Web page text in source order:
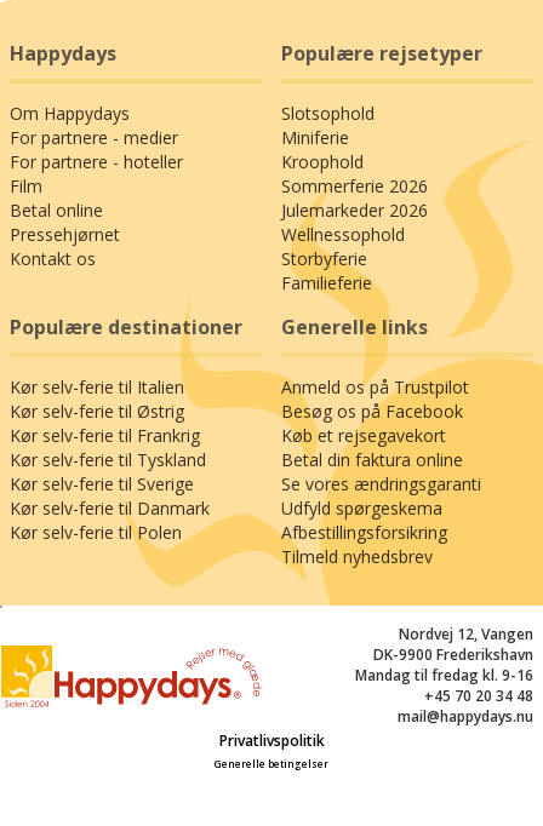
Happydays
Om Happydays
For partnere - medier
For partnere - hoteller
Film
Betal online
Pressehjørnet
Kontakt os
Populære rejsetyper
Slotsophold
Miniferie
Kroophold
Sommerferie 2026
Julemarkeder 2026
Wellnessophold
Storbyferie
Familieferie
Populære destinationer
Kør selv-ferie til Italien
Kør selv-ferie til Østrig
Kør selv-ferie til Frankrig
Kør selv-ferie til Tyskland
Kør selv-ferie til Sverige
Kør selv-ferie til Danmark
Kør selv-ferie til Polen
Generelle links
Anmeld os på Trustpilot
Besøg os på Facebook
Køb et rejsegavekort
Betal din faktura online
Se vores ændringsgaranti
Udfyld spørgeskema
Afbestillingsforsikring
Tilmeld nyhedsbrev
Nordvej 12, Vangen
DK-9900 Frederikshavn
Mandag til fredag kl. 9-16
+45 70 20 34 48
mail@happydays.nu
Privatlivspolitik
Generelle betingelser